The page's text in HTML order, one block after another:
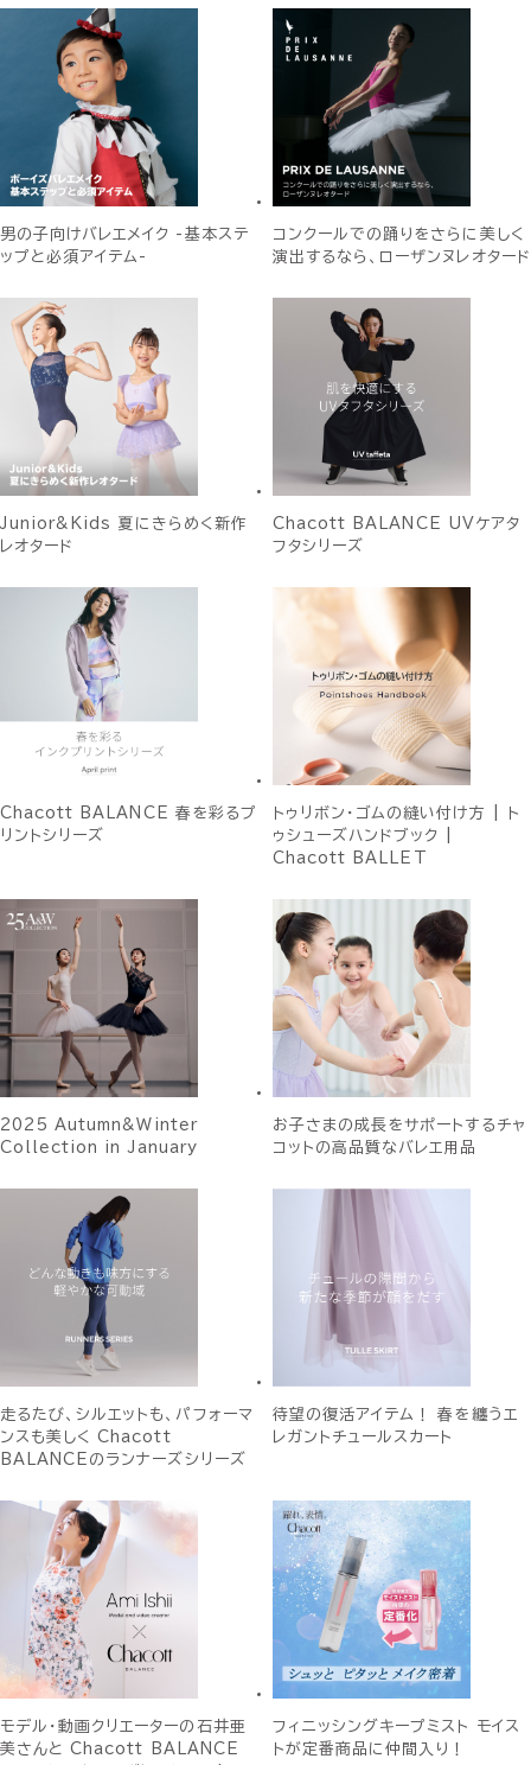
男の子向けバレエメイク -基本ステ
ップと必須アイテム-
コンクールでの踊りをさらに美しく
演出するなら、ローザンヌレオタード
Junior&Kids 夏にきらめく新作
レオタード
Chacott BALANCE UVケアタ
フタシリーズ
Chacott BALANCE 春を彩るプ
リントシリーズ
トゥリボン・ゴムの縫い付け方 | ト
ゥシューズハンドブック |
Chacott BALLET
2025 Autumn&Winter
Collection in January
お子さまの成長をサポートするチャ
コットの高品質なバレエ用品
走るたび、シルエットも、パフォーマ
ンスも美しく Chacott
BALANCEのランナーズシリーズ
待望の復活アイテム！ 春を纏うエ
レガントチュールスカート
モデル・動画クリエーターの石井亜
美さんと Chacott BALANCE
フィニッシングキープミスト モイス
トが定番商品に仲間入り！